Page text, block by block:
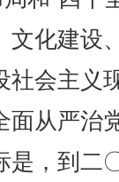
文化建设
社会主义
面从严治
是，到二